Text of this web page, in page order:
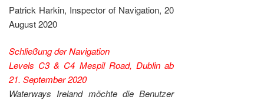
Patrick Harkin, Inspector of Navigation, 20
August 2020
Schließung der Navigation
Levels C3 & C4 Mespil Road, Dublin ab
21. September 2020
Waterways Ireland möchte die Benutzer